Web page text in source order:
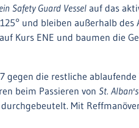
Safety Guard Vesselauf das
und bleiben außerhalb des
Kurs ENE und baumen die
die restliche ablaufende
beim Passieren von St.
Mit